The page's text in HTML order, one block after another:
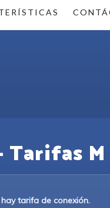
Tarifas
tarifa de conexión.